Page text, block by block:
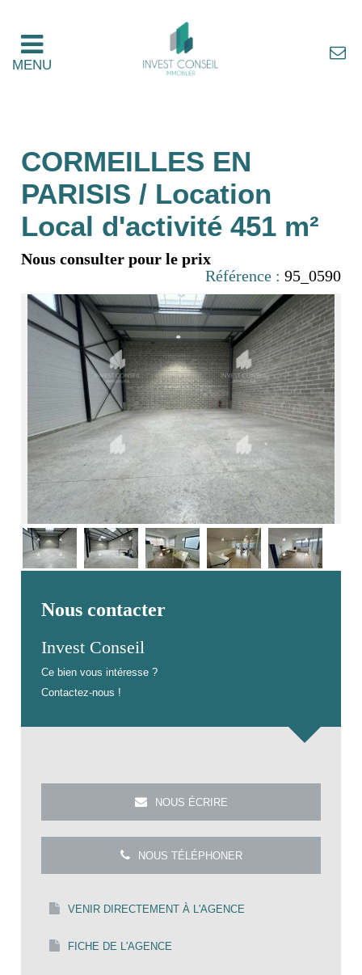
MENU
CORMEILLES EN
PARISIS / Location
Local d'activité 451 m²
Nous consulter pour le prix
Référence : 95_0590
Nous contacter
Invest Conseil
Ce bien vous intéresse ?
Contactez-nous !
NOUS ÉCRIRE
NOUS TÉLÉPHONER
VENIR DIRECTEMENT À L'AGENCE
FICHE DE L'AGENCE